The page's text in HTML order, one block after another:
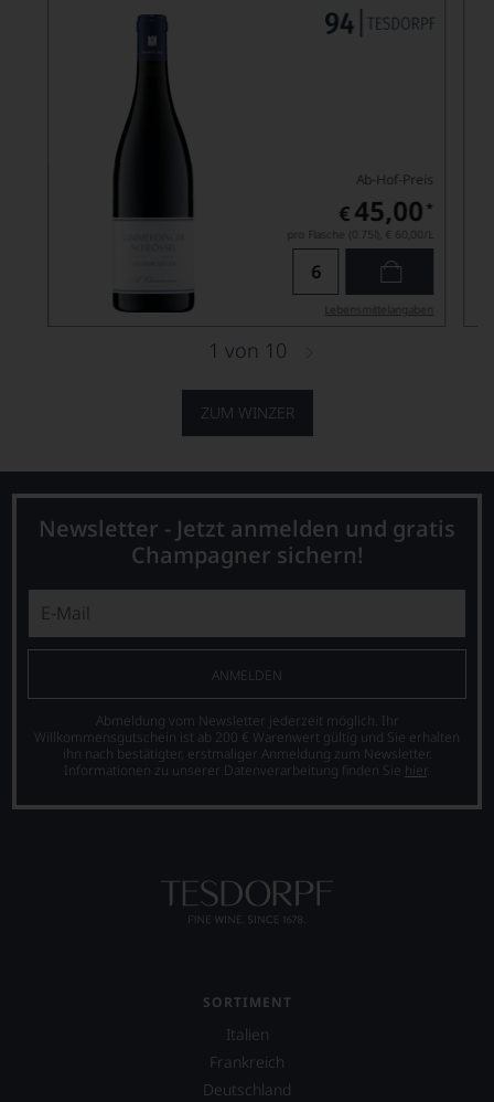
ZUM WINZER
Ab-Hof-Preis
€ 45,00 *
pro Flasche (0.75l), € 60,00 /L
Lebensmittel­angaben
1 von 10
Newsletter - Jetzt anmelden und gratis
Champagner sichern!
ANMELDEN
Abmeldung vom Newsletter jederzeit möglich. Ihr
Willkommensgutschein ist ab 200 € Warenwert gültig und Sie erhalten
ihn nach bestätigter, erstmaliger Anmeldung zum Newsletter.
Informationen zu unserer Datenverarbeitung finden Sie hier.
SORTIMENT
Italien
Frankreich
Deutschland